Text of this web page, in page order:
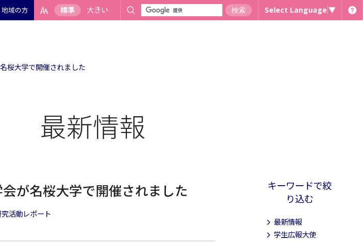
地域の方 標準 大きい Select Language ▼
桜大学で開催されました
最新情報
が名桜大学で開催されました
活動レポート
キーワードで絞
り込む
最新情報
学生広報大使